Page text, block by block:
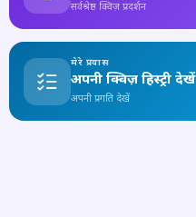
सर्वश्रेष्ठ क्विज़ प्रदर्शन
मेरे प्रयास
अपनी क्विज़ हिस्ट्री देखें
अपनी प्रगति देखें